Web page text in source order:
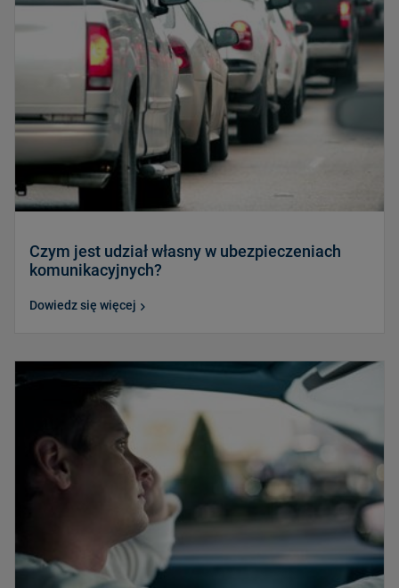
Czym jest udział własny w ubezpieczeniach
komunikacyjnych?
Dowiedz się więcej